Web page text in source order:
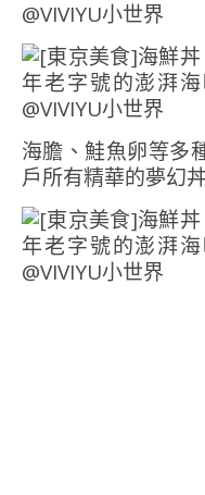
海膽、鮭魚卵等多
戶所有精華的夢幻